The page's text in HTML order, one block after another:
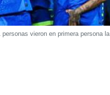
vieron en primera persona